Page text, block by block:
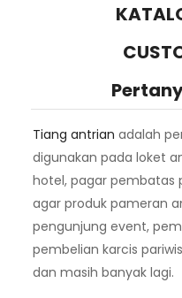
Tiang antrian adalah
digunakan pada loket
hotel, pagar pembatas
agar produk pameran
pengunjung event,
pembelian karcis
dan masih banyak lagi.